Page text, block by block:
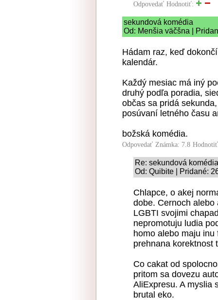
Odpovedať Hodnotiť:
sekundová komédia
Od: Menšia väčšna |
Hádam raz, keď
kalendár.
Každý mesiac má iný
druhý podľa poradia,
občas sa pridá
posúvaní letného času
božská komédia.
Odpovedať Známka: 7.8
Re: sekundová komédia
Od: Quibite | Pridané:
Chlapce, o akej
dobe. Cernoch alebo
LGBTI svojimi
nepromotuju ludia
homo alebo maju
prehnana korektnost
Co cakat od
pritom sa dovezu
AliExpresu. A myslia
brutal eko.